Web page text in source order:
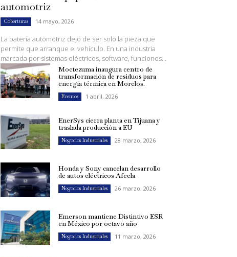
automotriz
Coberturas 14 mayo, 2026
La batería automotriz dejó de ser solo la pieza que
permite que arranque el vehículo. En una industria
marcada por sistemas eléctricos, software, funciones...
Moctezuma inaugura centro de
transformación de residuos para
energía térmica en Morelos.
Eventos 1 abril, 2026
EnerSys cierra planta en Tijuana y
traslada producción a EU
Negocios Industriales 28 marzo, 2026
Honda y Sony cancelan desarrollo
de autos eléctricos Afeela
Negocios Industriales 26 marzo, 2026
Emerson mantiene Distintivo ESR
en México por octavo año
Negocios Industriales 11 marzo, 2026